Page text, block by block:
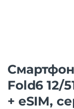
Fold6 12/
+ eSIM,